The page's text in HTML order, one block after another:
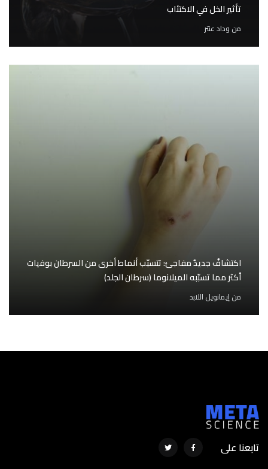
تأثير الخل في الاكتئاب
من وداد عنتر
اكتشافٌ جديدٌ مفاجئ: تتسبّب أنماط أخرى من السرطان بوفيات
أكثر مما تسبّبه الميلانوما (سرطان الجلد)
منإيمانويل اللابد
تابعنا على